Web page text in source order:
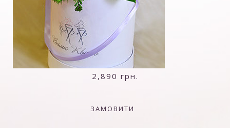
2,890 грн.
ЗАМОВИТИ